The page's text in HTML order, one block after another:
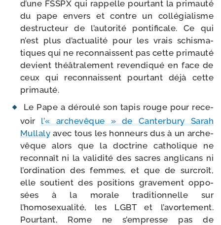
d’une FSSPX qui rap­pelle pour­tant la pri­mau­té
du pape envers et contre un col­lé­gia­lisme
des­truc­teur de l’autorité pon­ti­fi­cale. Ce qui
n’est plus d’actualité pour les vrais schis­ma­
tiques qui ne recon­naissent pas cette pri­mau­té
devient théâ­tra­le­ment reven­di­qué en face de
ceux qui recon­naissent pour­tant déjà cette
primauté.
Le Pape a dérou­lé son tapis rouge pour rece­
voirl’« arche­vêque » de Canterbury Sarah
Mullaly avec tous les hon­neurs dus à un arche­
vêque alors que la doc­trine catho­lique ne
recon­naît ni la vali­di­té des sacres angli­cans ni
l’ordination des femmes, et que de sur­croît,
elle sou­tient des posi­tions gra­ve­ment oppo­
sées à la morale tra­di­tion­nelle sur
l’homosexualité, les LGBT et l’avortement.
Pourtant, Rome ne s’empresse pas de